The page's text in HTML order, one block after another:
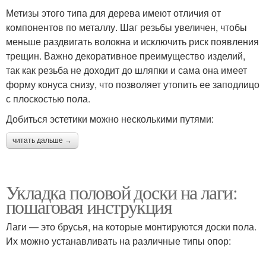
Метизы этого типа для дерева имеют отличия от
компонентов по металлу. Шаг резьбы увеличен, чтобы
меньше раздвигать волокна и исключить риск появления
трещин. Важно декоративное преимущество изделий,
так как резьба не доходит до шляпки и сама она имеет
форму конуса снизу, что позволяет утопить ее заподлицо
с плоскостью пола.
Добиться эстетики можно несколькими путями:
читать дальше →
Укладка половой доски на лаги:
пошаговая инструкция
Лаги — это брусья, на которые монтируются доски пола.
Их можно устанавливать на различные типы опор: